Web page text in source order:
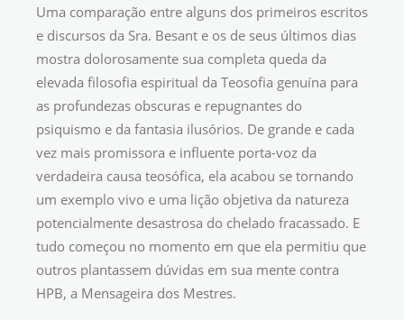
Uma comparação entre alguns dos primeiros escritos
e discursos da Sra. Besant e os de seus últimos dias
mostra dolorosamente sua completa queda da
elevada filosofia espiritual da Teosofia genuína para
as profundezas obscuras e repugnantes do
psiquismo e da fantasia ilusórios. De grande e cada
vez mais promissora e influente porta-voz da
verdadeira causa teosófica, ela acabou se tornando
um exemplo vivo e uma lição objetiva da natureza
potencialmente desastrosa do chelado fracassado. E
tudo começou no momento em que ela permitiu que
outros plantassem dúvidas em sua mente contra
HPB, a Mensageira dos Mestres.